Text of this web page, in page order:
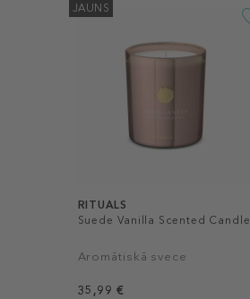
JAUNS
RITUALS
Suede Vanilla Scented Candle
Aromātiskā svece
35,99 €